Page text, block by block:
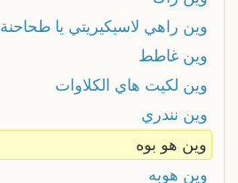
وين راهي لاسيكيريتي يا طحاحنة
وين غاطط
وين لكيت هاي الكلاوات
وين نندري
وين هو بوه
وين هوبه